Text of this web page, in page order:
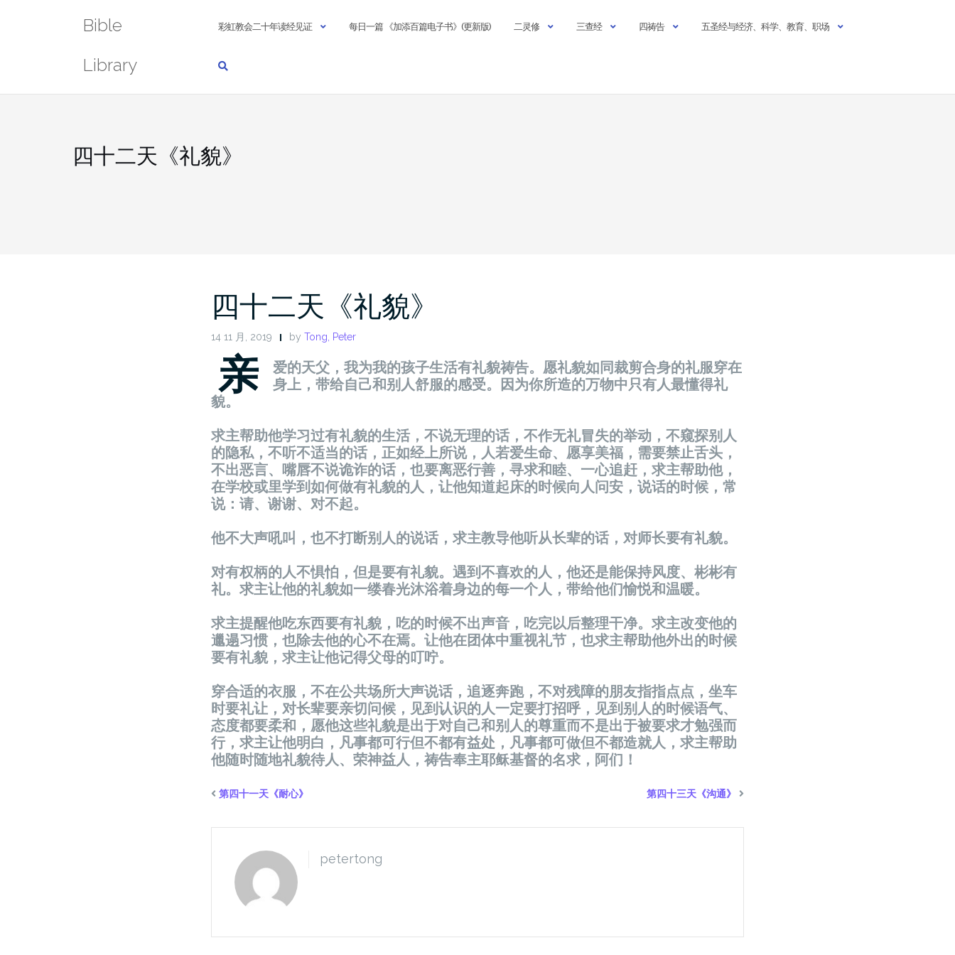
Bible
Library
彩虹教会二十年读经见证 每日一篇 《加添百篇电子书》(更新版) 二灵修 三查经 四祷告 五圣经与经济、科学、教育、职场
四十二天《礼貌》
四十二天《礼貌》
14 11 月, 2019 by Tong, Peter
亲 爱的天父，我为我的孩子生活有礼貌祷告。愿礼貌如同裁剪合身的礼服穿在
身上， 带给自己和别人舒服的感受。因为你所造的万物中只有人最懂得礼
貌。
求主帮助他学习过有礼貌的生活，不说无理的话 ，不作无礼冒失的举动 ，不窥探别人
的隐私，不听不适当的话 ，正如经上所说，人若爱生命、愿享美福，需要禁止舌头 ，
不出恶言、嘴唇不说诡诈的话 ，也要离恶行善， 寻求和睦、一心追赶，求主帮助他，
在学校或里学到如何做有礼貌的人， 让他知道起床的时候向人问安， 说话的时候，常
说： 请、 谢谢、 对不起。
他不大声吼叫，也不打断别人的说话 ，求主教导他听从长辈的话 ， 对师长要有礼貌。
对有权柄的人不惧怕，但是要有礼貌。遇到不喜欢的人，他还是能保持风度、彬彬有
礼。求主让他的礼貌如一缕春光沐浴着身边的每一个人， 带给他们愉悦和温暖。
求主提醒他吃东西要有礼貌，吃的时候不出声音，吃完以后整理干净。求主改变他的
邋遢习惯 ，也除去他的心不在焉。 让他在团体中重视礼节 ，也求主帮助他外出的时候
要有礼貌，求主让他记得父母的叮咛。
穿合适的衣服，不在公共场所大声说话 ，追逐奔跑，不对残障的朋友指指点点，坐车
时要礼让 ， 对长辈要亲切问候， 见到认识的人一定要打招呼， 见到别人的时候语气、
态度都要柔和，愿他这些礼貌是出于对自己和别人的尊重而不是出于被要求才勉强而
行，求主让他明白，凡事都可行但不都有益处 ，凡事都可做但不都造就人，求主帮助
他随时随地礼貌待人、荣神益人，祷告奉主耶稣基督的名求，阿们 ！
第四十一天《耐心》 第四十三天《沟通》
petertong